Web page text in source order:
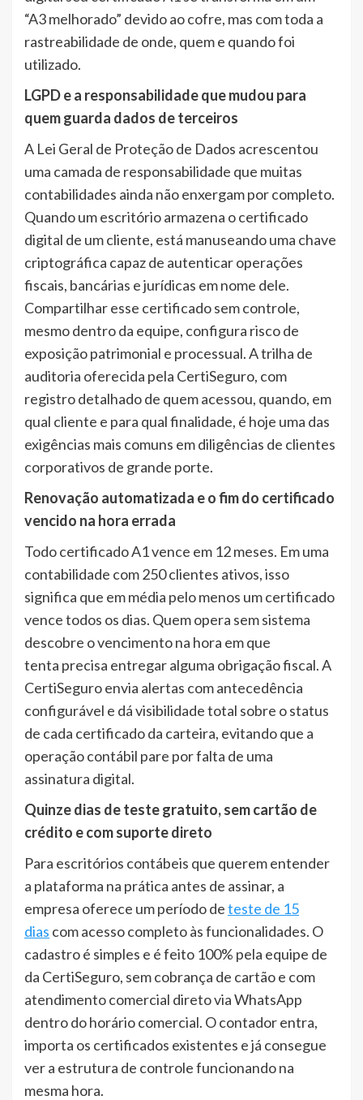
“A3 melhorado” devido ao cofre, mas com toda a
rastreabilidade de onde, quem e quando foi
utilizado.
LGPD e a responsabilidade que mudou para
quem guarda dados de terceiros
A Lei Geral de Proteção de Dados acrescentou
uma camada de responsabilidade que muitas
contabilidades ainda não enxergam por completo.
Quando um escritório armazena o certificado
digital de um cliente, está manuseando uma chave
criptográfica capaz de autenticar operações
fiscais, bancárias e jurídicas em nome dele.
Compartilhar esse certificado sem controle,
mesmo dentro da equipe, configura risco de
exposição patrimonial e processual. A trilha de
auditoria oferecida pela CertiSeguro, com
registro detalhado de quem acessou, quando, em
qual cliente e para qual finalidade, é hoje uma das
exigências mais comuns em diligências de clientes
corporativos de grande porte.
Renovação automatizada e o fim do certificado
vencido na hora errada
Todo certificado A1 vence em 12 meses. Em uma
contabilidade com 250 clientes ativos, isso
significa que em média pelo menos um certificado
vence todos os dias. Quem opera sem sistema
descobre o vencimento na hora em que
tenta precisa entregar alguma obrigação fiscal. A
CertiSeguro envia alertas com antecedência
configurável e dá visibilidade total sobre o status
de cada certificado da carteira, evitando que a
operação contábil pare por falta de uma
assinatura digital.
Quinze dias de teste gratuito, sem cartão de
crédito e com suporte direto
Para escritórios contábeis que querem entender
a plataforma na prática antes de assinar, a
empresa oferece um período deteste de 15
dias com acesso completo às funcionalidades. O
cadastro é simples e é feito 100% pela equipe de
da CertiSeguro, sem cobrança de cartão e com
atendimento comercial direto via WhatsApp
dentro do horário comercial. O contador entra,
importa os certificados existentes e já consegue
ver a estrutura de controle funcionando na
mesma hora.